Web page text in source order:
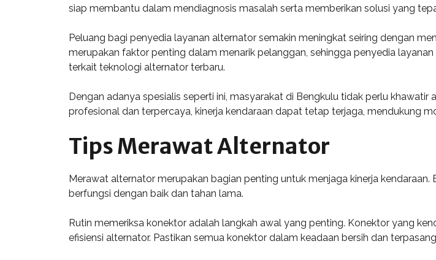
siap membantu dalam mendiagnosis masalah serta memberikan solusi yang
Peluang bagi penyedia layanan alternator semakin meningkat seiring dengan
merupakan faktor penting dalam menarik pelanggan, sehingga penyedia
terkait teknologi alternator terbaru.
Dengan adanya spesialis seperti ini, masyarakat di Bengkulu tidak perlu
profesional dan terpercaya, kinerja kendaraan dapat tetap terjaga, mendukung
Tips Merawat Alternator
Merawat alternator merupakan bagian penting untuk menjaga kinerja
berfungsi dengan baik dan tahan lama.
Rutin memeriksa konektor adalah langkah awal yang penting. Konektor yang
efisiensi alternator. Pastikan semua konektor dalam keadaan bersih dan